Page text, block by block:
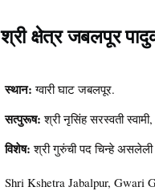
श्री क्षेत्र जबलपूर
स्थान:ग्वारी घाट जबलपूर.
सत्पुरूष: श्री नृसिंह सरस्वती
विशेष: श्री गुरुंची पद चिन्हे असलेली
Shri Kshetra Jabalpur, Gwari